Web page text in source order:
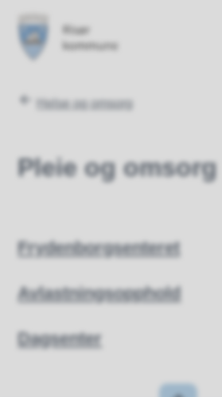
Risør kommune
Du er her:
Helse og omsorg
Pleie og omsorg
Frydenborgsenteret
Avlastningsopphold
Dagsenter